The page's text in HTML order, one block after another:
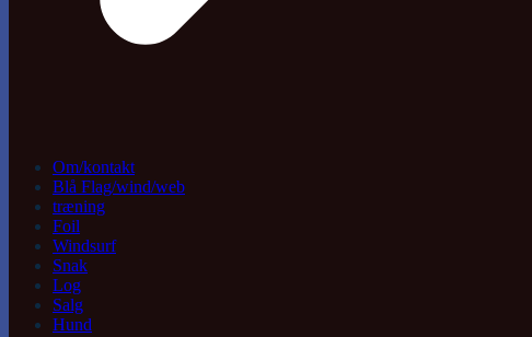
Om/kontakt
Blå Flag/wind/web
træning
Foil
Windsurf
Snak
Log
Salg
Hund